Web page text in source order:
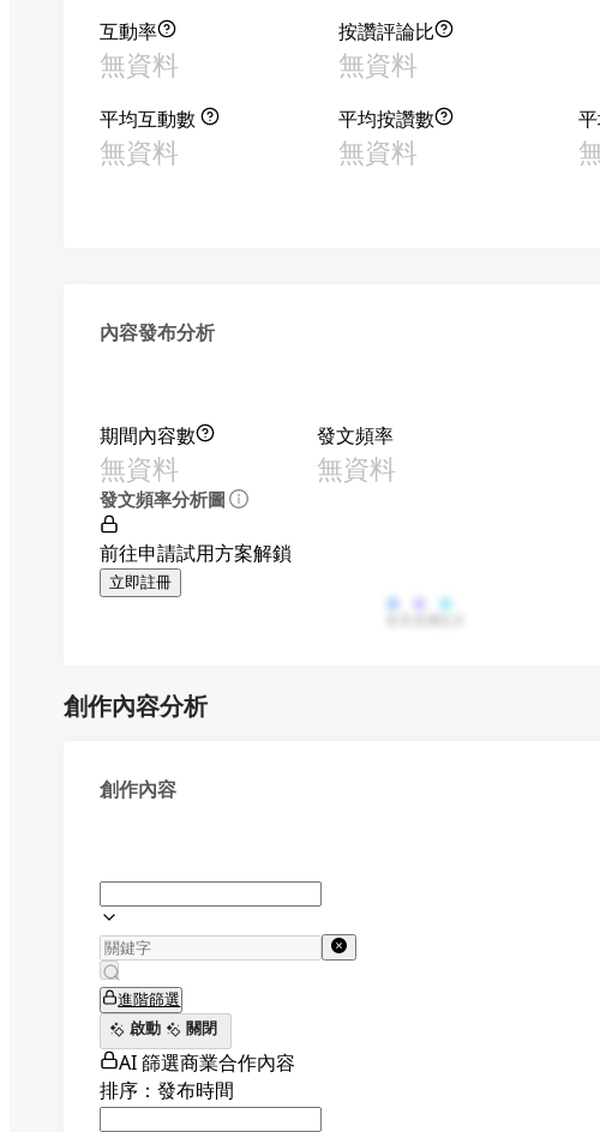
互動率
無資料
按讚評論比
無資料
平均互動數
無資料
平均按讚數
無資料
內容發布分析
期間內容數
無資料
發文頻率
無資料
發文頻率分析圖
前往申請試用方案解鎖
立即註冊
創作內容分析
創作內容
進階篩選
啟動
關閉
AI 篩選商業合作內容
排序：發布時間